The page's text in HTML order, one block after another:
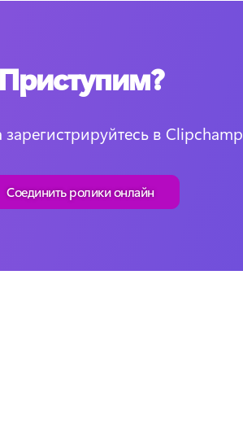
Приступим?
в Clipchamp
Соединить ролики онлайн